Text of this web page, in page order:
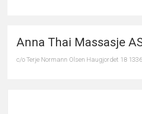
Anna Thai Massasje
c/o Terje Normann Olsen Haugjordet 18